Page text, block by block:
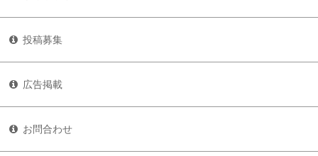
投稿募集
広告掲載
お問合わせ